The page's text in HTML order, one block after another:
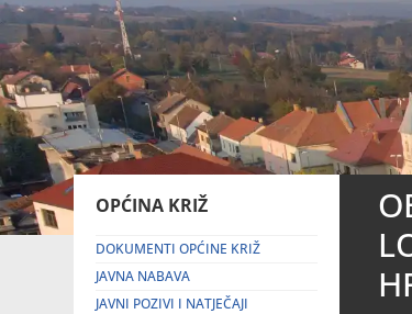
OPĆINA KRIŽ
DOKUMENTI OPĆINE KRIŽ
JAVNA NABAVA
JAVNI POZIVI I NATJEČAJI